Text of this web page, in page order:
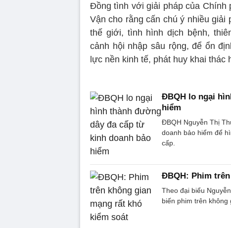
Đồng tình với giải pháp của Chính
Vận cho rằng cấn chú ý nhiều
thế giới, tình hình dịch bệnh,
cảnh hội nhập sâu rộng, để ổn
lực nền kinh tế, phát huy khai
ĐBQH lo ngại
hiểm
ĐBQH Nguyễn Thị
doanh bảo hiểm để
cấp.
ĐBQH: Phim
Theo đại biểu
biến phim trên không